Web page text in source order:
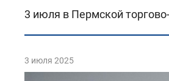
3 июля в Пермской
3 июля 2025